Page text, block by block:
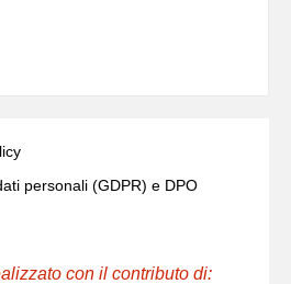
personali (GDPR) e DPO
con il contributo di: